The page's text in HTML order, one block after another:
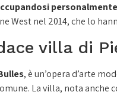
West nel 2014, che lo
villa di
, è un’opera d’arte
La villa, nota anche